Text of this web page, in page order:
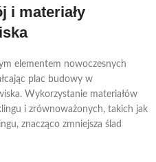
i materiały
elementem nowoczesnych
plac budowy w
Wykorzystanie materiałów
i zrównoważonych, takich jak
znacząco zmniejsza ślad